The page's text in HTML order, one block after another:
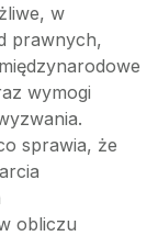
w
prawnych,
wymogi
sprawia, że
obliczu